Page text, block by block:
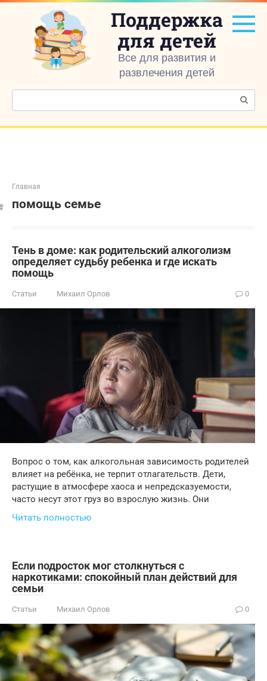
Перейти
контенту
Поддержка
для детей
Все для развития и
развлечения детей
Поиск:
Главная
помощь семье
Тень в доме: как родительский алкоголизм
определяет судьбу ребенка и где искать
помощь
Статьи Михаил Орлов 0
Вопрос о том, как алкогольная зависимость родителей
влияет на ребёнка, не терпит отлагательств. Дети,
растущие в атмосфере хаоса и непредсказуемости,
часто несут этот груз во взрослую жизнь. Они
Читать полностью
Если подросток мог столкнуться с
наркотиками: спокойный план действий для
семьи
Статьи Михаил Орлов 0